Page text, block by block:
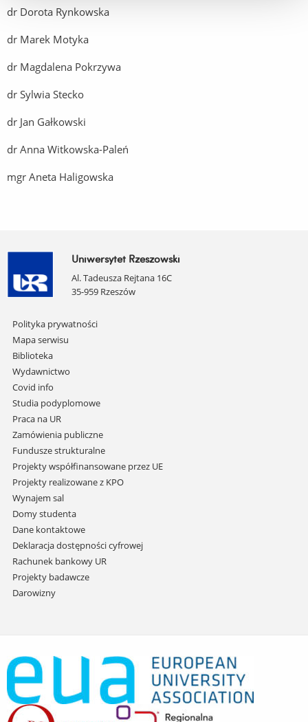
dr Dorota Rynkowska
dr Marek Motyka
dr Magdalena Pokrzywa
dr Sylwia Stecko
dr Jan Gałkowski
dr Anna Witkowska-Paleń
mgr Aneta Haligowska
Uniwersytet Rzeszowski
Al. Tadeusza Rejtana 16C
35-959 Rzeszów
Pomiń
nawigację
i
przejdź
do
treści
Polityka prywatności
Mapa serwisu
Biblioteka
Wydawnictwo
Covid info
Studia podyplomowe
Praca na UR
Zamówienia publiczne
Fundusze strukturalne
Projekty współfinansowane przez UE
Projekty realizowane z KPO
Wynajem sal
Domy studenta
Dane kontaktowe
Deklaracja dostępności cyfrowej
Rachunek bankowy UR
Projekty badawcze
Darowizny